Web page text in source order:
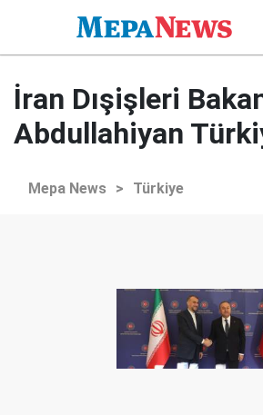
İran Dışişleri
Abdullahiyan
Mepa News > Türkiye